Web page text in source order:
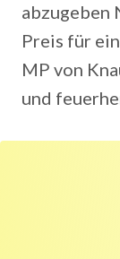
abzugeben
Preis für
MP von
und